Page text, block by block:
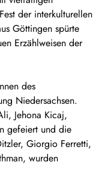
der interkulturellen
Göttingen spürte
Erzählweisen der
des
Niedersachsen.
Jehona Kicaj,
gefeiert und die
Giorgio Ferretti,
wurden